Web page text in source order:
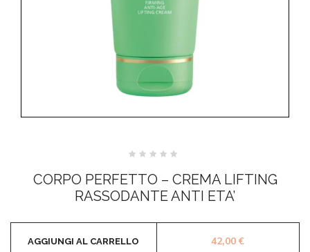
su
5
CORPO PERFETTO – CREMA LIFTING
RASSODANTE ANTI ETA’
42,00€
AGGIUNGI AL CARRELLO